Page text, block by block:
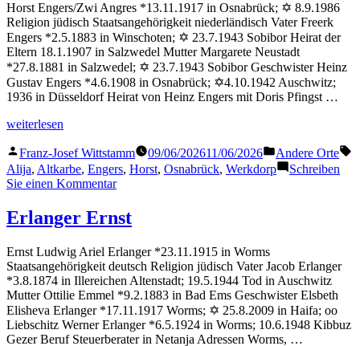
Horst Engers/Zwi Angres *13.11.1917 in Osnabrück; ✡ 8.9.1986
Religion jüdisch Staatsangehörigkeit niederländisch Vater Freerk
Engers *2.5.1883 in Winschoten; ✡ 23.7.1943 Sobibor Heirat der
Eltern 18.1.1907 in Salzwedel Mutter Margarete Neustadt
*27.8.1881 in Salzwedel; ✡ 23.7.1943 Sobibor Geschwister Heinz
Gustav Engers *4.6.1908 in Osnabrück; ✡4.10.1942 Auschwitz;
1936 in Düsseldorf Heirat von Heinz Engers mit Doris Pfingst …
„Engers
weiterlesen
Veröffentlicht
von
Franz-Josef Wittstamm 09/06/202611/06/2026
Veröffentlicht
in
Andere Orte
Alija, Altkarbe, Engers, Horst, Osnabrück, Werkdorp
Schreiben
Sie einen Kommentarzu
Horst
Erlanger Ernst
Ernst Ludwig Ariel Erlanger *23.11.1915 in Worms
Staatsangehörigkeit deutsch Religion jüdisch Vater Jacob Erlanger
*3.8.1874 in Illereichen Altenstadt; 19.5.1944 Tod in Auschwitz
Mutter Ottilie Emmel *9.2.1883 in Bad Ems Geschwister Elsbeth
Elisheva Erlanger *17.11.1917 Worms; ✡ 25.8.2009 in Haifa; oo
Liebschitz Werner Erlanger *6.5.1924 in Worms; 10.6.1948 Kibbuz
Gezer Beruf Steuerberater in Netanja Adressen Worms, …